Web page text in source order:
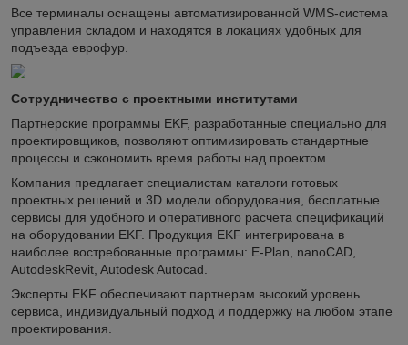
Все терминалы оснащены автоматизированной WMS-система
управления складом и находятся в локациях удобных для
подъезда еврофур.
Сотрудничество с проектными институтами
Партнерские программы EKF, разработанные специально для
проектировщиков, позволяют оптимизировать стандартные
процессы и сэкономить время работы над проектом.
Компания предлагает специалистам каталоги готовых
проектных решений и 3D модели оборудования, бесплатные
сервисы для удобного и оперативного расчета спецификаций
на оборудовании EKF. Продукция EKF интегрирована в
наиболее востребованные программы: E-Plan, nanoCAD,
AutodeskRevit, Autodesk Autocad.
Эксперты EKF обеспечивают партнерам высокий уровень
сервиса, индивидуальный подход и поддержку на любом этапе
проектирования.